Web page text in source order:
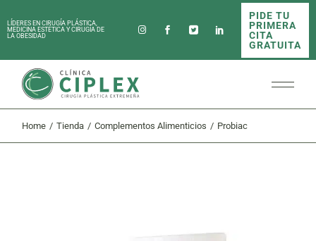
to
theLÍDERES EN CIRUGÍA PLÁSTICA,
MEDICINA ESTÉTICA Y CIRUGÍA DE
LA OBESIDAD
PIDE TU
PRIMERA
CITA
GRATUITA
Home Tienda Complementos Alimenticios Probiac